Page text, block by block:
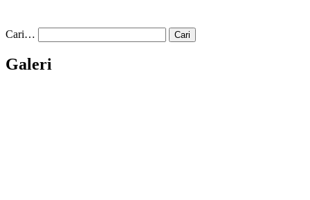
Cari…
Galeri